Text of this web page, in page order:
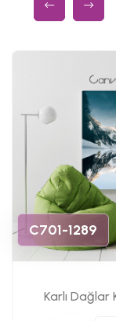
C701-1289
Karlı